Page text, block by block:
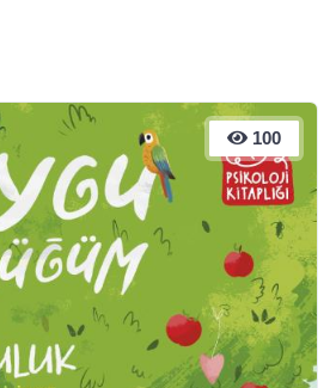
100
100